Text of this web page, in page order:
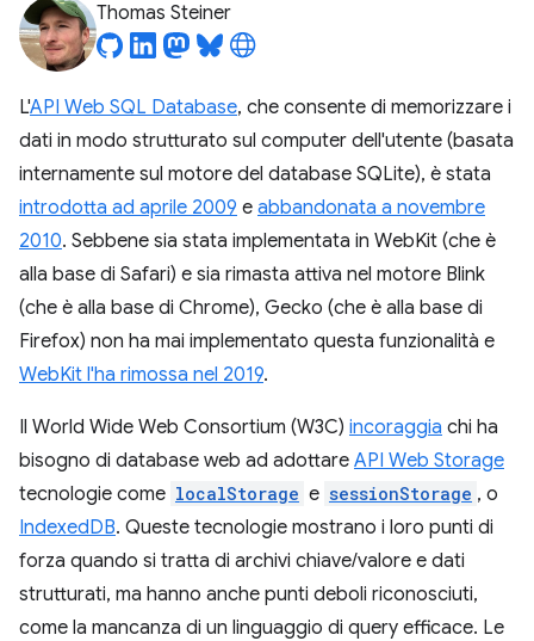
Thomas Steiner
L'API Web SQL Database, che consente di memorizzare i
dati in modo strutturato sul computer dell'utente (basata
internamente sul motore del database SQLite), è stata
introdotta ad aprile 2009 e abbandonata a novembre
2010. Sebbene sia stata implementata in WebKit (che è
alla base di Safari) e sia rimasta attiva nel motore Blink
(che è alla base di Chrome), Gecko (che è alla base di
Firefox) non ha mai implementato questa funzionalità e
WebKit l'ha rimossa nel 2019.
Il World Wide Web Consortium (W3C) incoraggia chi ha
bisogno di database web ad adottare API Web Storage
tecnologie come localStorage e sessionStorage , o
IndexedDB. Queste tecnologie mostrano i loro punti di
forza quando si tratta di archivi chiave/valore e dati
strutturati, ma hanno anche punti deboli riconosciuti,
come la mancanza di un linguaggio di query efficace. Le